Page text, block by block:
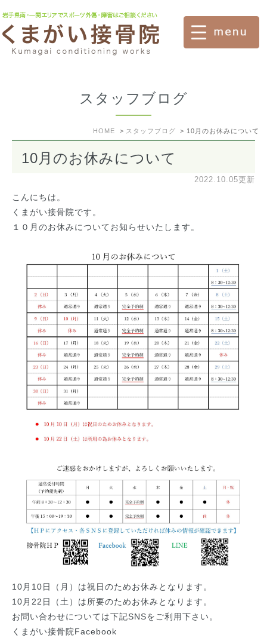
スタッフブログ
HOME スタッフブログ 10月のお休みについて
10月のお休みについて
2022.10.05更新
こんにちは。
くまがい接骨院です。
１０月のお休みについてお知らせいたします。
10月10日（月）は祝日のためお休みとなります。
10月22日（土）は所要のためお休みとなります。
お問い合わせについては下記SNSをご利用下さい。
くまがい接骨院Facebook